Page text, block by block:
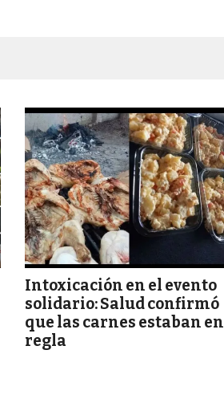
Intoxicación en el evento
solidario: Salud confirmó
que las carnes estaban en
regla